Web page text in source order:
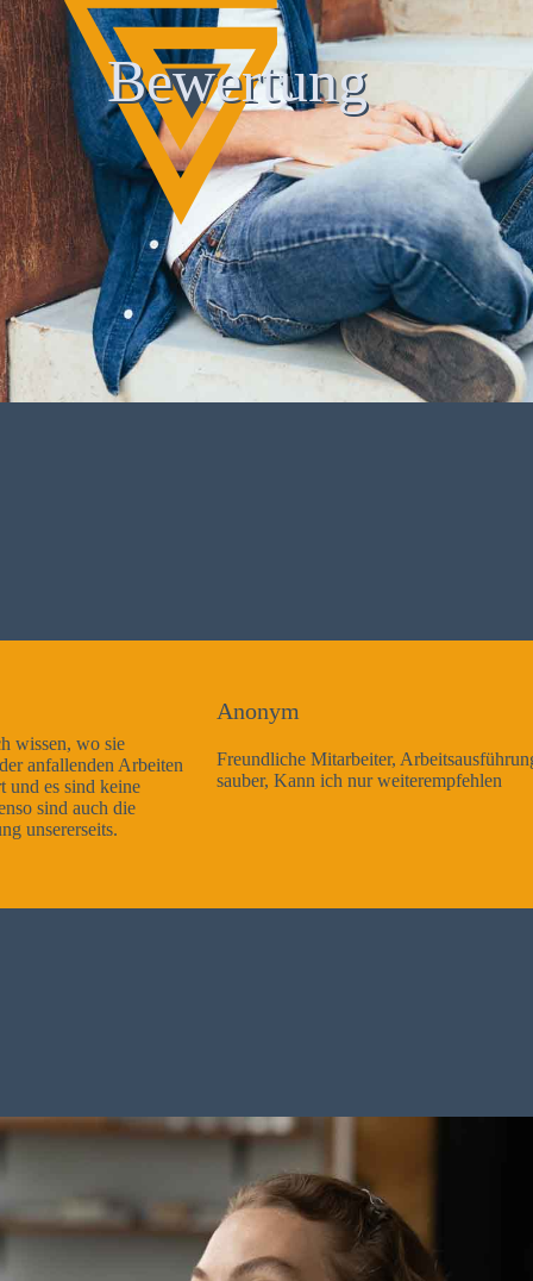
Bewertung
Freundliche Mitarbeiter, Arbeitsausführung sehr gut und sehr
sauber, Kann ich nur weiterempfehlen